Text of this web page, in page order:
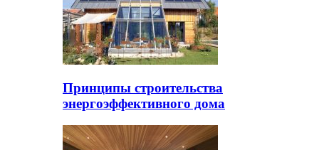
Принципы строительства
энергоэффективного дома